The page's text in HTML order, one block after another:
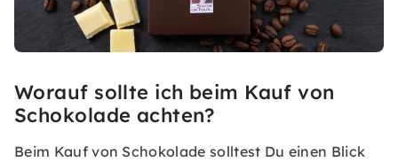
Worauf sollte ich beim Kauf von
Schokolade achten?
Beim Kauf von Schokolade solltest Du einen Blick